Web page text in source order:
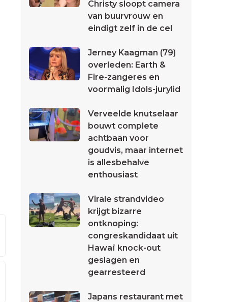
Christy sloopt camera
van buurvrouw en
eindigt zelf in de cel
Jerney Kaagman (79)
overleden: Earth &
Fire-zangeres en
voormalig Idols-jurylid
Verveelde knutselaar
bouwt complete
achtbaan voor
goudvis, maar internet
is allesbehalve
enthousiast
Virale strandvideo
krijgt bizarre
ontknoping:
congreskandidaat uit
Hawaï knock-out
geslagen en
gearresteerd
Japans restaurant met